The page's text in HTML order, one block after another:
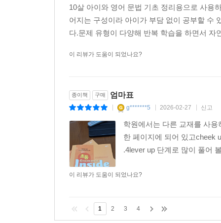
10살 아이와 영어 문법 기초 정리용으로 사용
어지는 구성이라 아이가 부담 없이 공부할 수
다.문제 유형이 다양해 반복 학습을 하면서
이 리뷰가 도움이 되었나요?
종이책 구매 엄마표
g*******5 2026-02-27 신고
학원에서는 다른 교재를 사
한 페이지에 되어 있고cheek
.4lever up 단계로 많이 풀어
이 리뷰가 도움이 되었나요?
1 2 3 4